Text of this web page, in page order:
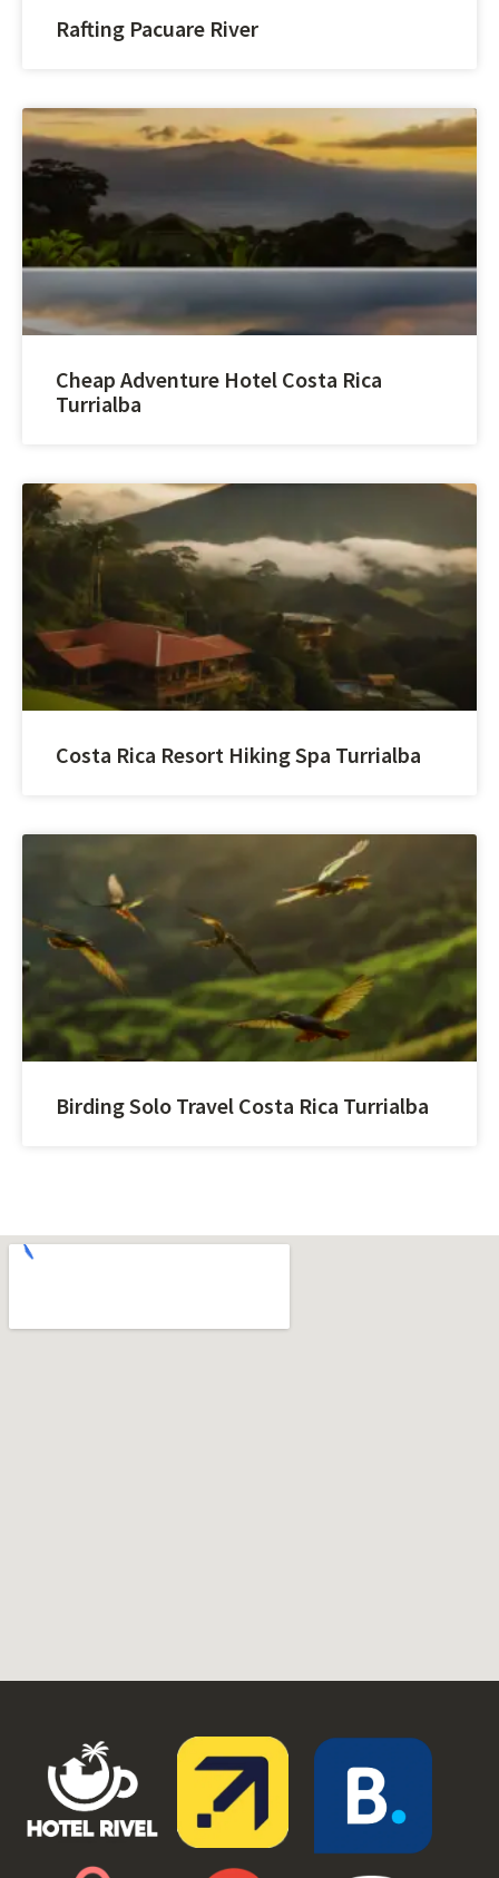
Rafting Pacuare River
Cheap Adventure Hotel Costa Rica
Turrialba
Costa Rica Resort Hiking Spa Turrialba
Birding Solo Travel Costa Rica Turrialba